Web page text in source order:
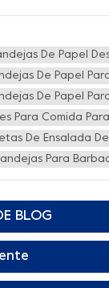
optan por
los
por sus
sostenibles y
algunos
de sushi
Como recipiente
bandejas para
la
lo que es
utilizar para
rosquillas,
De Papel
De Papel
De Papel
Para Comida
De Ensalada
Para
BLOG